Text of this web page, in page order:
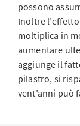
possono
Inoltre
moltiplica in
aumentare
aggiunge il
pilastro, si
vent’anni può